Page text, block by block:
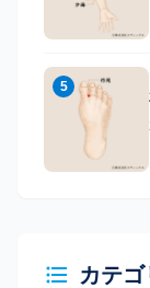
5
カテゴ